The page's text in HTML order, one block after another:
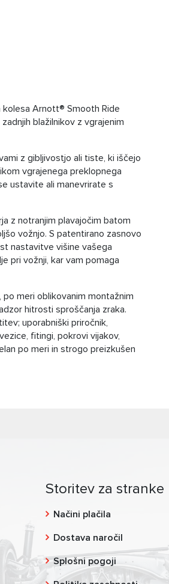
Arnott® Smooth Ride
blažilnikov z vgrajenim
z gibljivostjo ali tiste, ki iščejo
vgrajenega preklopnega
ustavite ali manevrirate s
z notranjim plavajočim batom
vožnjo. S patentirano zasnovo
nastavitve višine vašega
pri vožnji, kar vam pomaga
meri oblikovanim montažnim
hitrosti sproščanja zraka.
uporabniški priročnik,
fitingi, pokrovi vijakov,
po meri in strogo preizkušen
Storitev za stranke
Načini plačila
Dostava naročil
Splošni pogoji